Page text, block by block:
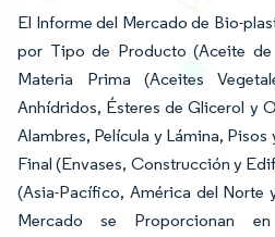
El Informe del Mercado de Bio-
por Tipo de Producto (Aceite
Materia Prima (Aceites
Anhídridos, Ésteres de Glicerol y
Alambres, Película y Lámina, Pisos
Final (Envases, Construcción y
(Asia-Pacífico, América del Norte
Mercado se Proporcionan